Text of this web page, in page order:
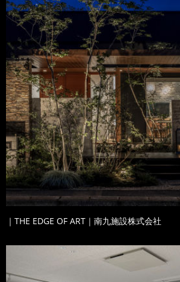
｜THE EDGE OF ART｜南九施設株式会社